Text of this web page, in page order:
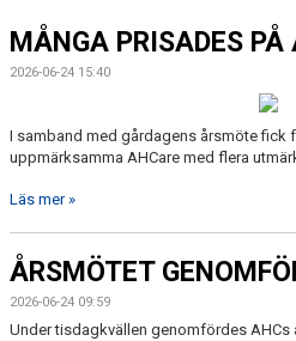
CUPER
VERKSAMHETSOMRÅDEN
MÅNGA PRISADES
2026-06-24 15:40
I samband med gårdagens årsmöte fick
uppmärksamma AHCare med flera
Läs mer »
ÅRSMÖTET
2026-06-24 09:59
Under tisdagkvällen genomfördes